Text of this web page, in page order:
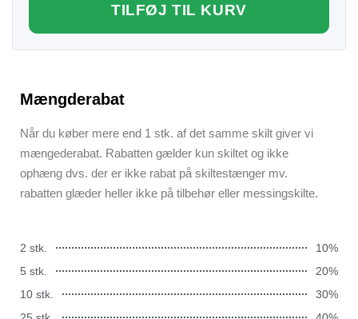
TILFØJ TIL KURV
Mængderabat
Når du køber mere end 1 stk. af det samme skilt giver vi
mængederabat. Rabatten gælder kun skiltet og ikke
ophæng dvs. der er ikke rabat på skiltestænger mv.
rabatten glæder heller ikke på tilbehør eller messingskilte.
2 stk.
10%
5 stk.
20%
10 stk.
30%